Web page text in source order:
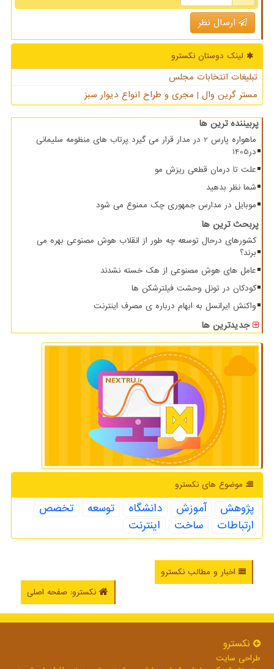
ارسال نظر
لینک دوستان نكسترو
تبلیغات انتخابات مجلس
مستر گرین وال | مجری و طراح انواع دیوار سبز
پربیننده ترین ها
ماهواره پارس 2 در مدار قرار می گیرد پرتاب های منظومه سلیمانی
در1405
علت تا درمان قطعی ریزش مو
شما نظر بدهید
موبایل در مدارس جمهوری چک ممنوع می شود
پربحث ترین ها
کشورهای درحال توسعه چه طور از انقلاب هوش مصنوعی بهره می
برند؟
عامل های هوش مصنوعی از هک خسته نشدند
کودکان در تونل وحشت فیلترشکن ها
واکنش ایرانسل به ابهام درباره ی مصرف اینترنت
جدیدترین ها
موضوع های نكسترو
پژوهش آموزش دانشگاه توسعه
تخصص
ارتباطات
ساخت اینترنت
اخبار و مطالب نکسترو
نکسترو: صفحه اصلی
نكسترو
طراحی سایت